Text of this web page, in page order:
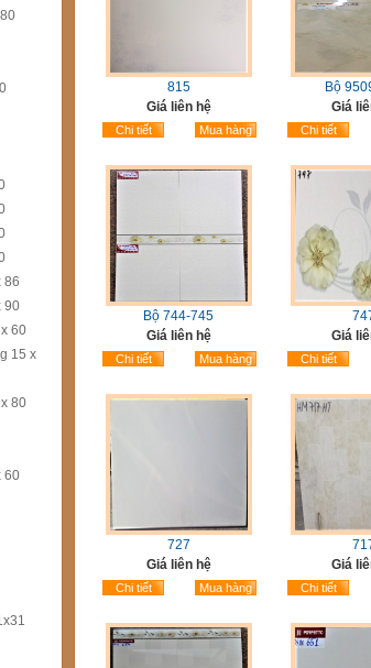
86
90
60
15 x
80
60
815
Giá liên hệ
Chi tiết Mua hàng
Bộ
Giá
Chi tiết
Bộ 744-745
Giá liên hệ
Chi tiết Mua hàng
Giá
Chi tiết
727
Giá liên hệ
Chi tiết Mua hàng
Giá
Chi tiết